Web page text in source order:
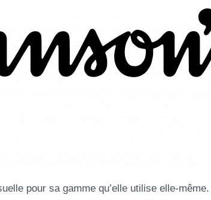
pour sa gamme qu’elle utilise elle-